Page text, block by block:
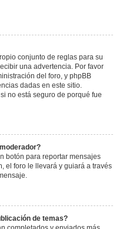
conjunto de reglas para su
una advertencia. Por favor
del foro, y phpBB
dadas en este sitio.
no está seguro de porqué fue
botón para reportar mensajes
el foro le llevará y guiará a través
de temas?